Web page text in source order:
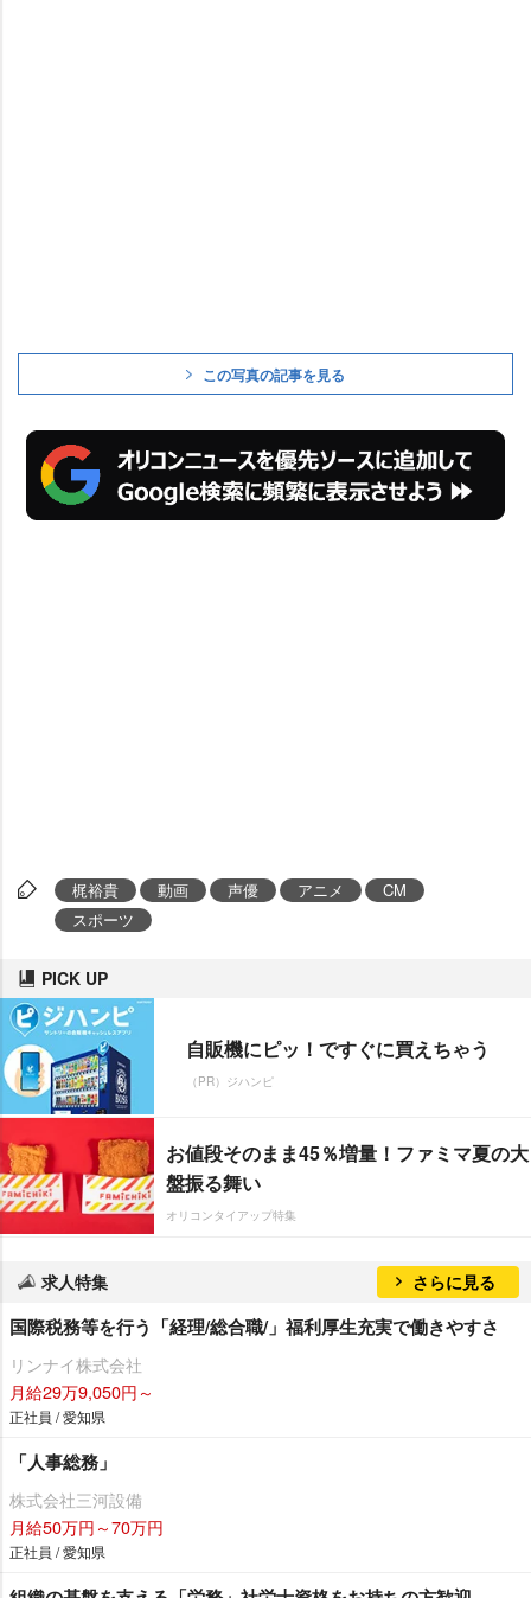
この写真の記事を見る
梶裕貴 動画 声優 アニメ
CM
スポーツ
PICK UP
自販機にピッ！ですぐに買えちゃう
（PR）ジハンピ
お値段そのまま45％増量！ファミマ夏の大
盤振る舞い
オリコンタイアップ特集
求人特集 さらに見る
国際税務等を行う「経理/総合職/」福利厚生充実で働きやすさ
リンナイ株式会社
月給29万9,050円～
正社員 / 愛知県
「人事総務」
株式会社三河設備
月給50万円～70万円
正社員 / 愛知県